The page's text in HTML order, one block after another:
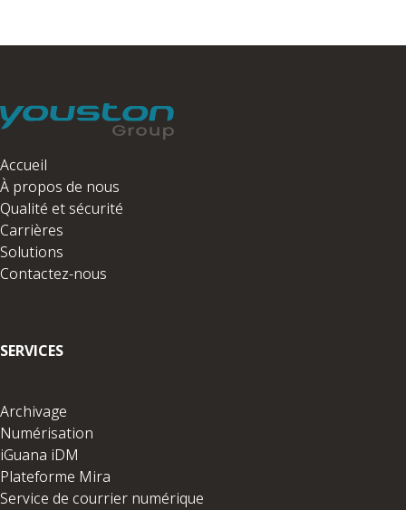
Accueil
À propos de nous
Qualité et sécurité
Carrières
Solutions
Contactez-nous
SERVICES
Archivage
Numérisation
iGuana iDM
Plateforme Mira
Service de courrier numérique